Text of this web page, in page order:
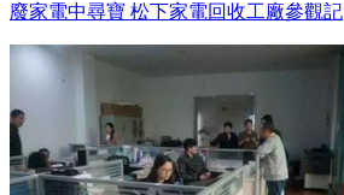
廢家電中尋寶 松下家電回收工廠參觀記